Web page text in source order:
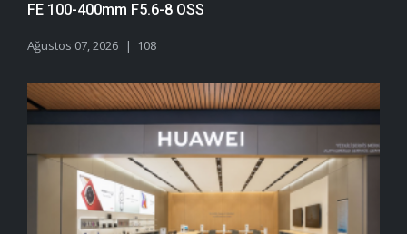
FE 100-400mm F5.6-8 OSS
Ağustos 07, 2026 108